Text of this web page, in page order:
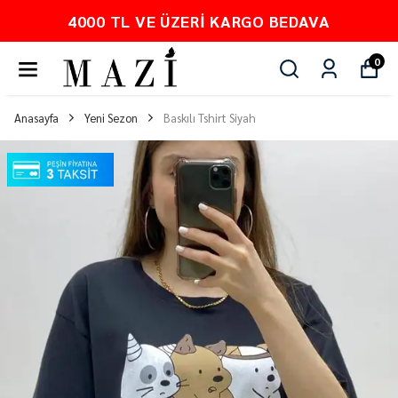
PEŞİN FİYATINA 3 TAKSİT
0
Anasayfa Yeni Sezon Baskılı Tshirt Siyah